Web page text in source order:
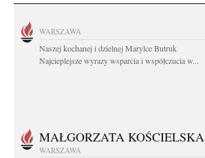
WARSZAWA
Naszej kochanej i dzielnej Marylce Butruk
Najcieplejsze wyrazy wsparcia i współczucia w...
MAŁGORZATA KOŚCIELSKA
WARSZAWA